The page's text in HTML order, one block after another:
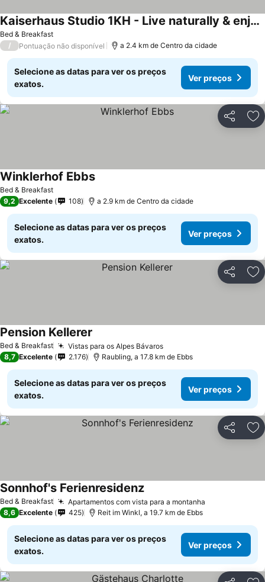
Bed & Breakfast
Kaiserhaus Studio 1KH - Live naturally & enjoy the mountain view
/ Pontuação não disponível a 2.4 km de Centro da cidade
Selecione as datas para ver os preços
exatos.
Ver preços
Partilhar
Bed & Breakfast
Winklerhof Ebbs
9,2 Excelente 108 a 2.9 km de Centro da cidade
Selecione as datas para ver os preços
exatos.
Ver preços
Partilhar
Bed & Breakfast Vistas para os Alpes Bávaros
Pension Kellerer
8,7 Excelente 2.176 Raubling, a 17.8 km de Ebbs
Selecione as datas para ver os preços
exatos.
Ver preços
Partilhar
Bed & Breakfast Apartamentos com vista para a montanha
Sonnhof's Ferienresidenz
8,6 Excelente 425 Reit im Winkl, a 19.7 km de Ebbs
Selecione as datas para ver os preços
exatos.
Ver preços